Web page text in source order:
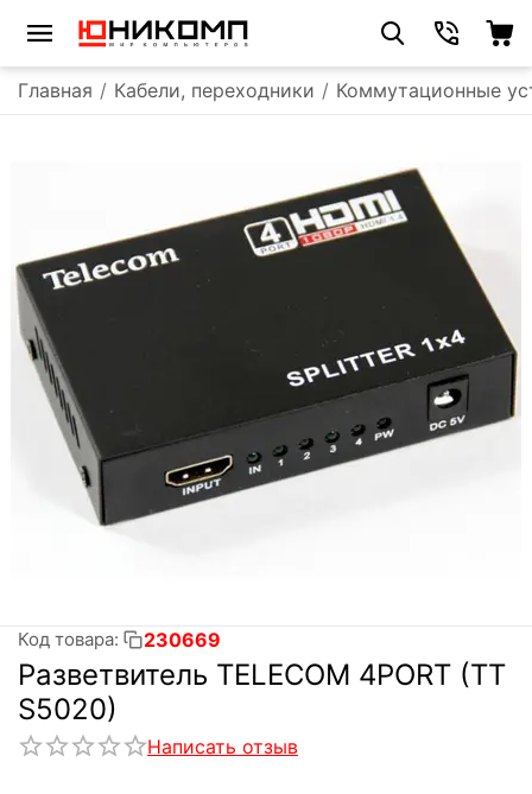
Главная / Кабели, переходники / Коммутационные
Код товара: 230669
Разветвитель TELECOM 4PORT (TT
S5020)
Написать отзыв